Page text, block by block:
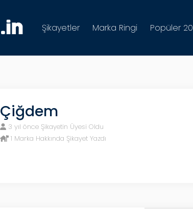
Şikayetler Marka Ringi Popüler 20
Çiğdem
3 yıl önce Şikayetin Üyesi Oldu
1 Marka Hakkında Şikayet Yazdı